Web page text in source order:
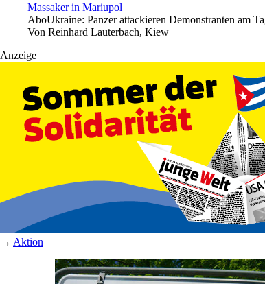
Massaker in Mariupol
AboUkraine: Panzer attackieren Demonstranten am
Von Reinhard Lauterbach, Kiew
Anzeige
→ Aktion